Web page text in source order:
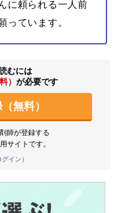
に頼られる一人前
っています。
むには
） が必要です
無料）
師が登録する
サイトです。
イン）